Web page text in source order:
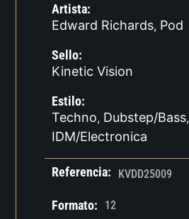
Artista:
Edward Richards, Pod
Sello:
Kinetic Vision
Estilo:
Techno, Dubstep/Bass,
IDM/Electronica
Referencia: KVDD25009
Formato: 12